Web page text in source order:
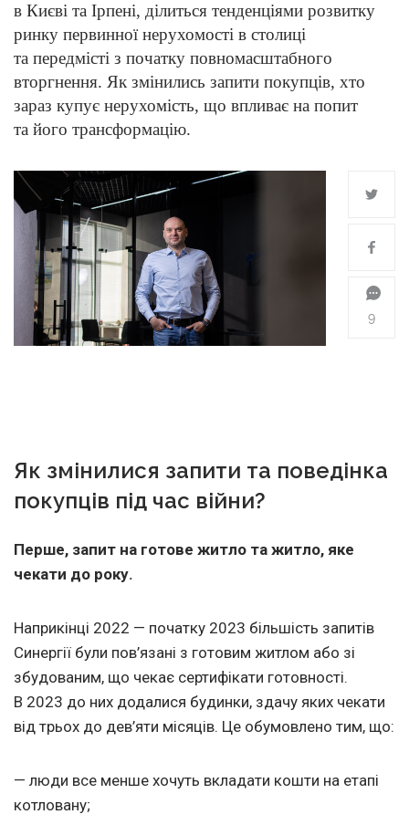
в Києві та Ірпені, ділиться тенденціями розвитку
ринку первинної нерухомості в столиці
та передмісті з початку повномасштабного
вторгнення. Як змінились запити покупців, хто
зараз купує нерухомість, що впливає на попит
та його трансформацію.
9
Як змінилися запити та поведінка
покупців під час війни?
Перше, запит на готове житло та житло, яке
чекати до року.
Наприкінці 2022 — початку 2023 більшість запитів
Синергії були пов’язані з готовим житлом або зі
збудованим, що чекає сертифікати готовності.
В 2023 до них додалися будинки, здачу яких чекати
від трьох до дев’яти місяців. Це обумовлено тим, що:
— люди все менше хочуть вкладати кошти на етапі
котловану;